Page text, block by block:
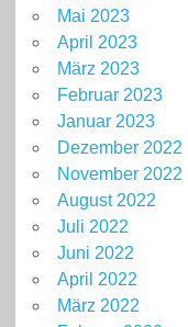
Mai 2023
April 2023
März 2023
Februar 2023
Januar 2023
Dezember 2022
November 2022
August 2022
Juli 2022
Juni 2022
April 2022
März 2022